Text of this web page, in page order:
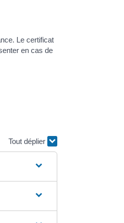
Le certificat
en cas de
Tout déplier